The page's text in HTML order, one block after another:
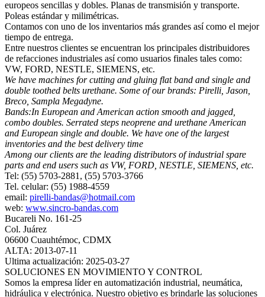
europeos sencillas y dobles. Planas de transmisión y transporte.
Poleas estándar y milimétricas.
Contamos con uno de los inventarios más grandes así como el mejor
tiempo de entrega.
Entre nuestros clientes se encuentran los principales distribuidores
de refacciones industriales así como usuarios finales tales como:
VW, FORD, NESTLE, SIEMENS, etc.
We have machines for cutting and gluing flat band and single and
double toothed belts urethane. Some of our brands: Pirelli, Jason,
Breco, Sampla Megadyne.
Bands:In European and American action smooth and jagged,
combo doubles. Serrated steps neoprene and urethane American
and European single and double. We have one of the largest
inventories and the best delivery time
Among our clients are the leading distributors of industrial spare
parts and end users such as VW, FORD, NESTLE, SIEMENS, etc.
Tel: (55) 5703-2881, (55) 5703-3766
Tel. celular: (55) 1988-4559
email: pirelli-bandas@hotmail.com
web: www.sincro-bandas.com
Bucareli No. 161-25
Col. Juárez
06600 Cuauhtémoc, CDMX
ALTA: 2013-07-11
Ultima actualización: 2025-03-27
SOLUCIONES EN MOVIMIENTO Y CONTROL
Somos la empresa líder en automatización industrial, neumática,
hidráulica y electrónica. Nuestro objetivo es brindarle las soluciones